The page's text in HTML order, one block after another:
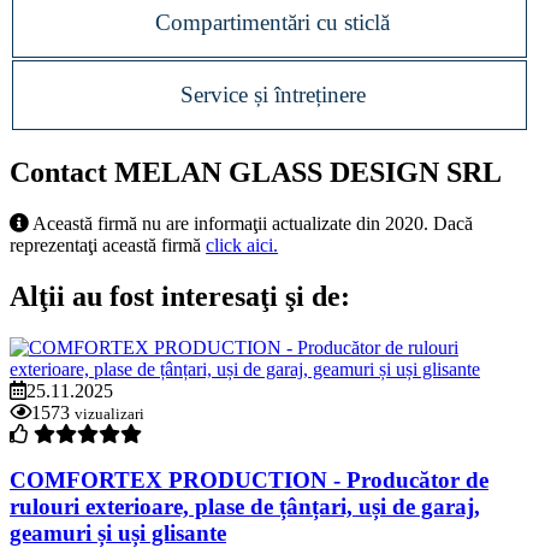
Compartimentări cu sticlă
Service și întreținere
Contact MELAN GLASS DESIGN SRL
Această firmă nu are informaţii actualizate din 2020. Dacă
reprezentaţi această firmă click aici.
Alţii au fost interesaţi şi de:
25.11.2025
1573 vizualizari
COMFORTEX PRODUCTION - Producător de
rulouri exterioare, plase de țânțari, uși de garaj,
geamuri și uși glisante